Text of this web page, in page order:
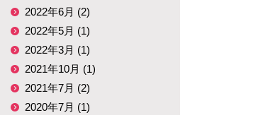
2022年6月 (2)
2022年5月 (1)
2022年3月 (1)
2021年10月 (1)
2021年7月 (2)
2020年7月 (1)